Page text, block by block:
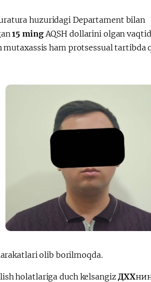
huzuridagi Departament bilan
15 mingAQSH dollarini olgan
ham protsessual tartibda
olib borilmoqda.
holatlariga duch kelsangiz ДХХ